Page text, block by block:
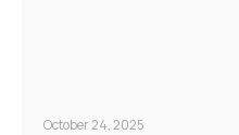
October 24, 2025